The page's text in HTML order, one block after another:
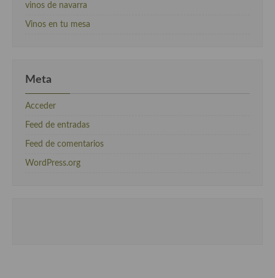
vinos de navarra
Vinos en tu mesa
Meta
Acceder
Feed de entradas
Feed de comentarios
WordPress.org